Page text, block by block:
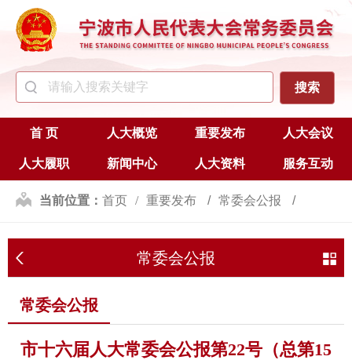
首 页 人大概览 重要发布 人大会议
人大履职 新闻中心 人大资料 服务互动
当前位置： 首页 重要发布 常委会公报
常委会公报
常委会公报
市十六届人大常委会公报第22号（总第15